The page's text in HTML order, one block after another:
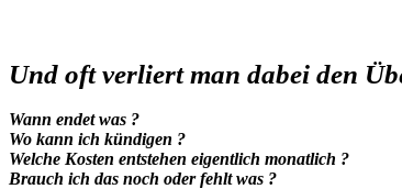
Und oft verliert man dabei den
Wann endet was ?
Wo kann ich kündigen ?
Welche Kosten entstehen eigentlich monatlich ?
Brauch ich das noch oder fehlt was ?